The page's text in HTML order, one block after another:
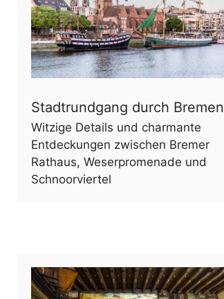
Stadtrundgang durch Bremen
Witzige Details und charmante
Entdeckungen zwischen Bremer
Rathaus, Weserpromenade und
Schnoorviertel